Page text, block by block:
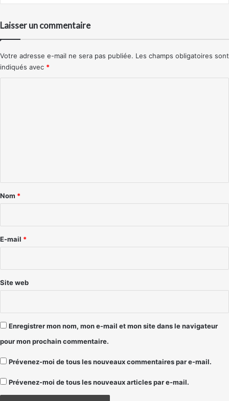
Laisser un commentaire
Votre adresse e-mail ne sera pas publiée. Les champs obligatoires sont
indiqués avec *
a
e
Nom *
E-mail *
Site web
Enregistrer mon nom, mon e-mail et mon site dans le navigateur
pour mon prochain commentaire.
Prévenez-moi de tous les nouveaux commentaires par e-mail.
Prévenez-moi de tous les nouveaux articles par e-mail.